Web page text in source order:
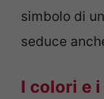
simbolo di
seduce
I colori e